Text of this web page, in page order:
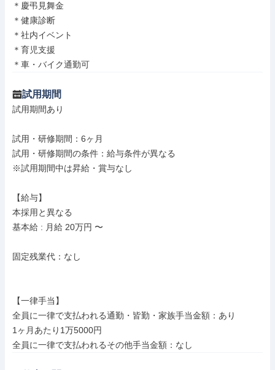
＊慶弔見舞金
＊健康診断
＊社内イベント
＊育児支援
＊車・バイク通勤可
試用期間
試用期間あり
試用・研修期間：6ヶ月
試用・研修期間の条件：給与条件が異なる
※試用期間中は昇給・賞与なし
【給与】
本採用と異なる
基本給 : 月給 20万円 〜
固定残業代：なし
【一律手当】
全員に一律で支払われる通勤・皆勤・家族手当金額：あり
1ヶ月あたり1万5000円